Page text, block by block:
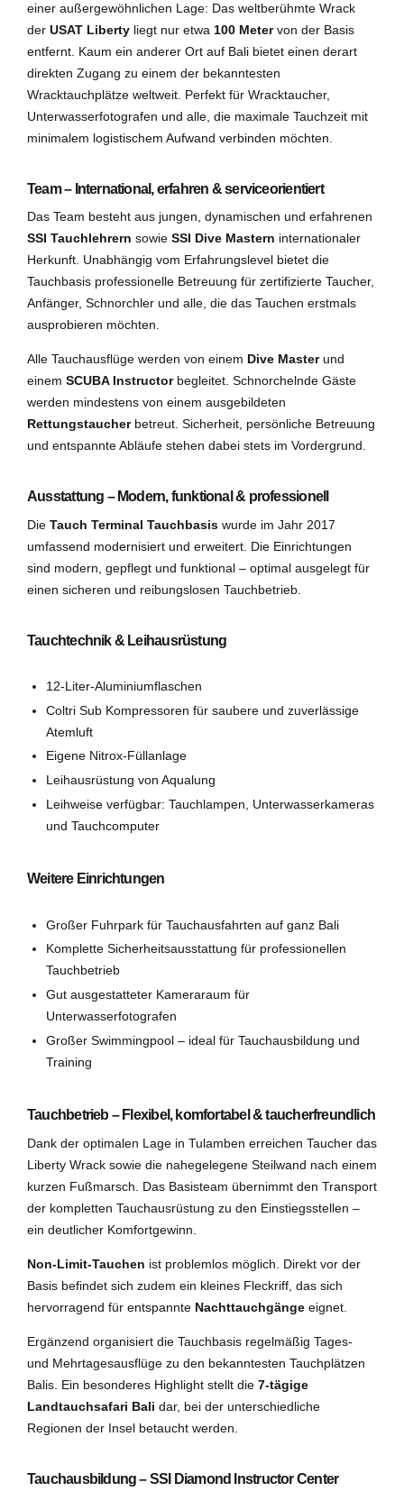
einer außergewöhnlichen Lage: Das weltberühmte Wrack
der USAT Liberty liegt nur etwa 100 Metervon der Basis
entfernt. Kaum ein anderer Ort auf Bali bietet einen derart
direkten Zugang zu einem der bekanntesten
Wracktauchplätze weltweit. Perfekt für Wracktaucher,
Unterwasserfotografen und alle, die maximale Tauchzeit mit
minimalem logistischem Aufwand verbinden möchten.
Team – International, erfahren & serviceorientiert
Das Team besteht aus jungen, dynamischen und erfahrenen
SSI Tauchlehrern sowie SSI Dive Mastern internationaler
Herkunft. Unabhängig vom Erfahrungslevel bietet die
Tauchbasis professionelle Betreuung für zertifizierte Taucher,
Anfänger, Schnorchler und alle, die das Tauchen erstmals
ausprobieren möchten.
Alle Tauchausflüge werden von einem Dive Masterund
einem SCUBA Instructorbegleitet. Schnorchelnde Gäste
werden mindestens von einem ausgebildeten
Rettungstaucherbetreut. Sicherheit, persönliche Betreuung
und entspannte Abläufe stehen dabei stets im Vordergrund.
Ausstattung – Modern, funktional & professionell
Die Tauch Terminal Tauchbasis wurde im Jahr 2017
umfassend modernisiert und erweitert. Die Einrichtungen
sind modern, gepflegt und funktional – optimal ausgelegt für
einen sicheren und reibungslosen Tauchbetrieb.
Tauchtechnik & Leihausrüstung
12-Liter-Aluminiumflaschen
Coltri Sub Kompressoren für saubere und zuverlässige
Atemluft
Eigene Nitrox-Füllanlage
Leihausrüstung von Aqualung
Leihweise verfügbar: Tauchlampen, Unterwasserkameras
und Tauchcomputer
Weitere Einrichtungen
Großer Fuhrpark für Tauchausfahrten auf ganz Bali
Komplette Sicherheitsausstattung für professionellen
Tauchbetrieb
Gut ausgestatteter Kameraraum für
Unterwasserfotografen
Großer Swimmingpool – ideal für Tauchausbildung und
Training
Tauchbetrieb – Flexibel, komfortabel & taucherfreundlich
Dank der optimalen Lage in Tulamben erreichen Taucher das
Liberty Wrack sowie die nahegelegene Steilwand nach einem
kurzen Fußmarsch. Das Basisteam übernimmt den Transport
der kompletten Tauchausrüstung zu den Einstiegsstellen –
ein deutlicher Komfortgewinn.
Non-Limit-Tauchen ist problemlos möglich. Direkt vor der
Basis befindet sich zudem ein kleines Fleckriff, das sich
hervorragend für entspannte Nachttauchgänge eignet.
Ergänzend organisiert die Tauchbasis regelmäßig Tages-
und Mehrtagesausflüge zu den bekanntesten Tauchplätzen
Balis. Ein besonderes Highlight stellt die 7-tägige
Landtauchsafari Bali dar, bei der unterschiedliche
Regionen der Insel betaucht werden.
Tauchausbildung – SSI Diamond Instructor Center